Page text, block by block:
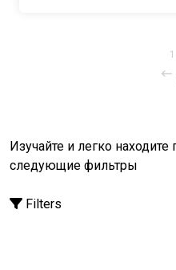
1
Изучайте и легко
следующие фильтры
Filters